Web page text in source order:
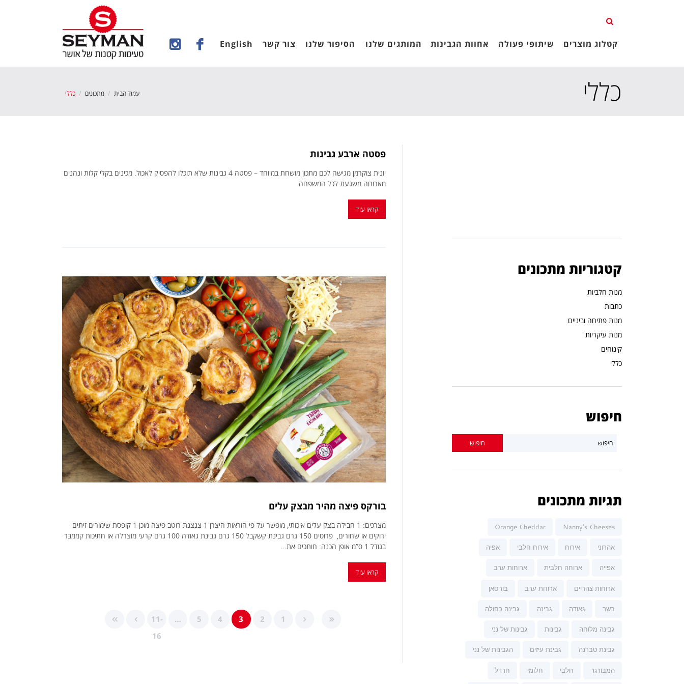
קטלוג מוצרים שיתופי פעולה אחוות הגבינות המותגים שלנו הסיפור שלנו צור קשר English
כללי עמוד הבית מתכונים כללי
פסטה ארבע גבינות
יונית צוקרמן מגישה לכם מתכון מושחת במיוחד – פסטה 4 גבינות שלא תוכלו להפסיק לאכול. מכינים בקלי קלות ונהנים
מארוחה משגעת לכל המשפחה
קראו עוד
בורקס פיצה מהיר מבצק עלים
מצרכים: 1 חבילה בצק עלים איכותי, מופשר על פי הוראות היצרן 1 צנצנת רוטב פיצה מוכן 1 קופסת שימורים זיתים
ירוקים או שחורים, פרוסים 150 גרם גבינת קשקבל 150 גרם גבינת גאודה 100 גרם קרעי מוצרלה או חתיכות קממבר
בגודל 1 ס”מ אופן הכנה: חותכים את...
קראו עוד
1
2
3
4
5
…
11-
16
קטגוריות מתכונים
מנות חלביות
כתבות
מנות פתיחה וביניים
מנות עיקריות
קינוחים
כללי
חיפוש
תגיות מתכונים
Nanny’s Cheeses
Orange Cheddar
אהרוני אירוח אירוח חלבי אפיה
אפייה ארוחה חלבית ארוחות ערב
ארוחות צהריים ארוחת ערב בורסאן
בשר גאודה גבינה גבינה כחולה
גבינה מלוחה גבינות גבינות של נני
גבינת טברנה גבינת עיזים הגבינות של נני
המבורגר חלבי חלומי חרדל